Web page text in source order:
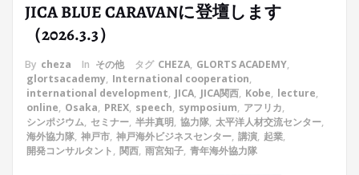
JICA BLUE CARAVANに登壇します
（2026.3.3）
By cheza In その他 タグ CHEZA, GLORTS ACADEMY,
glortsacademy, International cooperation,
international development, JICA, JICA関西, Kobe, lecture,
online, Osaka, PREX, speech, symposium, アフリカ,
シンポジウム, セミナー, 半井真明, 協力隊, 太平洋人材交流センター,
海外協力隊, 神戸市, 神戸海外ビジネスセンター, 講演, 起業,
開発コンサルタント, 関西, 雨宮知子, 青年海外協力隊